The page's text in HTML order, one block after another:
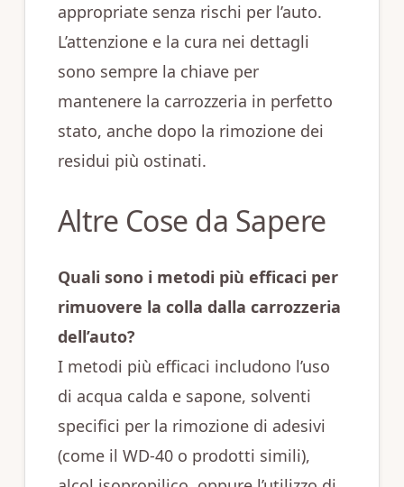
appropriate senza rischi per l’auto.
L’attenzione e la cura nei dettagli
sono sempre la chiave per
mantenere la carrozzeria in perfetto
stato, anche dopo la rimozione dei
residui più ostinati.
Altre Cose da Sapere
Quali sono i metodi più efficaci per
rimuovere la colla dalla carrozzeria
dell’auto?
I metodi più efficaci includono l’uso
di acqua calda e sapone, solventi
specifici per la rimozione di adesivi
(come il WD-40 o prodotti simili),